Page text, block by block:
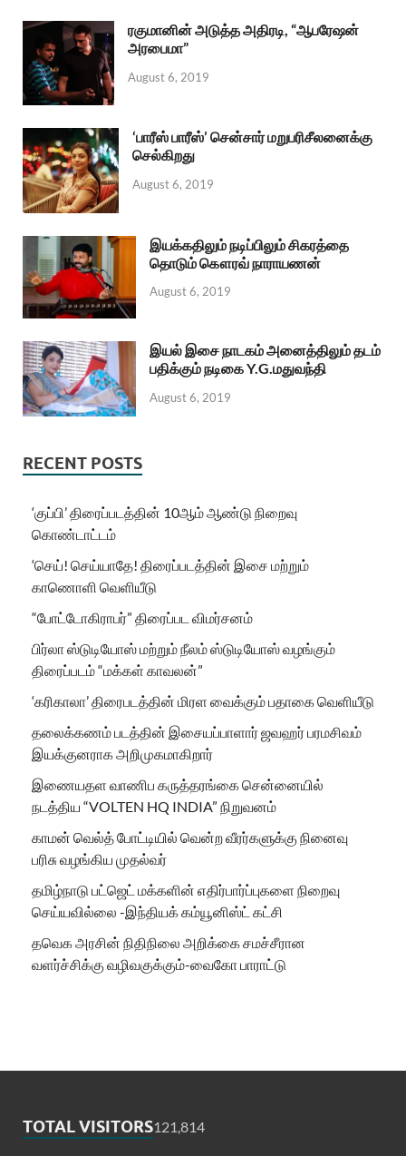
ரகுமானின் அடுத்த அதிரடி, “ஆபரேஷன்
அரபைமா”
August 6, 2019
‘பாரீஸ் பாரீஸ்’ சென்சார் மறுபரிசீலனைக்கு
செல்கிறது
August 6, 2019
இயக்கதிலும் நடிப்பிலும் சிகரத்தை
தொடும் கௌரவ் நாராயணன்
August 6, 2019
இயல் இசை நாடகம் அனைத்திலும் தடம்
பதிக்கும் நடிகை Y.G.மதுவந்தி
August 6, 2019
RECENT POSTS
‘குப்பி’ திரைப்படத்தின் 10ஆம் ஆண்டு நிறைவு
கொண்டாட்டம்
‘செய்! செய்யாதே! திரைப்படத்தின் இசை மற்றும்
காணொளி வெளியீடு
“போட்டோகிராபர்” திரைப்பட விமர்சனம்
பிர்லா ஸ்டுடியோஸ் மற்றும் நீலம் ஸ்டுடியோஸ் வழங்கும்
திரைப்படம் “மக்கள் காவலன்”
‘கரிகாலா’ திரைபடத்தின் மிரள வைக்கும் பதாகை வெளியீடு
தலைக்கணம் படத்தின் இசையப்பாளார் ஜவஹர் பரமசிவம்
இயக்குனராக அறிமுகமாகிறார்
இணையதள வாணிப கருத்தரங்கை சென்னையில்
நடத்திய “VOLTEN HQ INDIA” நிறுவனம்
காமன் வெல்த் போட்டியில் வென்ற வீரர்களுக்கு நினைவு
பரிசு வழங்கிய முதல்வர்
தமிழ்நாடு பட்ஜெட் மக்களின் எதிர்பார்ப்புகளை நிறைவு
செய்யவில்லை -இந்தியக் கம்யூனிஸ்ட் கட்சி
தவெக அரசின் நிதிநிலை அறிக்கை சமச்சீரான
வளர்ச்சிக்கு வழிவகுக்கும்-வைகோ பாராட்டு
TOTAL VISITORS121,814